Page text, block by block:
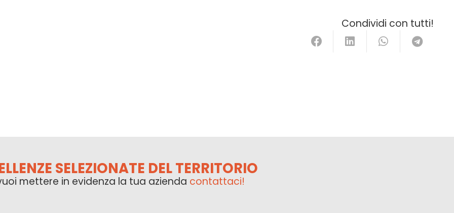
Condividi con tutti!
SELEZIONATE DEL TERRITORIO
mettere in evidenza la tua azienda contattaci!